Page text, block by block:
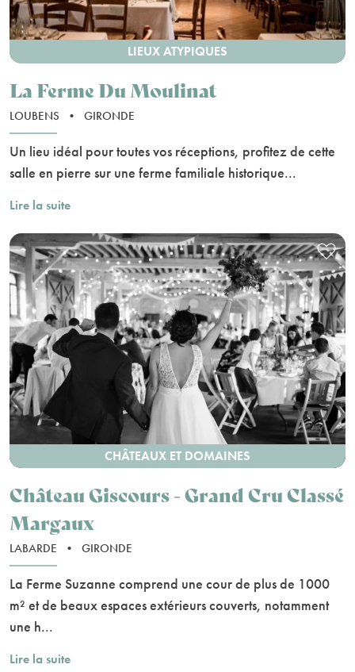
LIEUX ATYPIQUES
La Ferme Du Moulinat
LOUBENS • GIRONDE
Un lieu idéal pour toutes vos réceptions, profitez de cette
salle en pierre sur une ferme familiale historique...
Lire la suite
CHÂTEAUX ET DOMAINES
Château Giscours - Grand Cru Classé
Margaux
LABARDE • GIRONDE
La Ferme Suzanne comprend une cour de plus de 1000
m² et de beaux espaces extérieurs couverts, notamment
une h...
Lire la suite